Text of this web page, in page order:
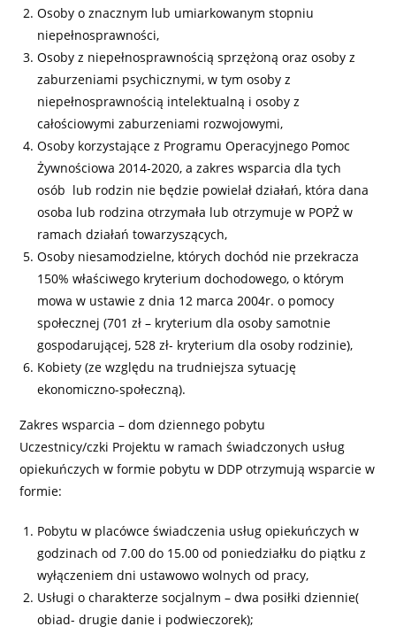
Osoby o znacznym lub umiarkowanym stopniu
niepełnosprawności,
Osoby z niepełnosprawnością sprzężoną oraz osoby z
zaburzeniami psychicznymi, w tym osoby z
niepełnosprawnością intelektualną i osoby z
całościowymi zaburzeniami rozwojowymi,
Osoby korzystające z Programu Operacyjnego Pomoc
Żywnościowa 2014-2020, a zakres wsparcia dla tych
osób lub rodzin nie będzie powielał działań, która dana
osoba lub rodzina otrzymała lub otrzymuje w POPŻ w
ramach działań towarzyszących,
Osoby niesamodzielne, których dochód nie przekracza
150% właściwego kryterium dochodowego, o którym
mowa w ustawie z dnia 12 marca 2004r. o pomocy
społecznej (701 zł – kryterium dla osoby samotnie
gospodarującej, 528 zł- kryterium dla osoby rodzinie),
Kobiety (ze względu na trudniejsza sytuację
ekonomiczno-społeczną).
Zakres wsparcia – dom dziennego pobytu
Uczestnicy/czki Projektu w ramach świadczonych usług
opiekuńczych w formie pobytu w DDP otrzymują wsparcie w
formie:
Pobytu w placówce świadczenia usług opiekuńczych w
godzinach od 7.00 do 15.00 od poniedziałku do piątku z
wyłączeniem dni ustawowo wolnych od pracy,
Usługi o charakterze socjalnym – dwa posiłki dziennie(
obiad- drugie danie i podwieczorek);